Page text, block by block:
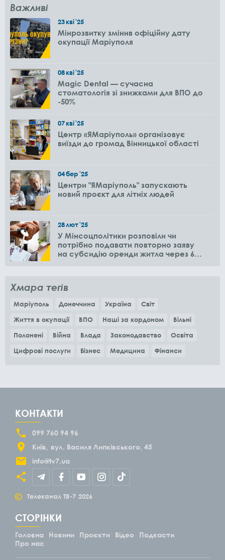
Важливі
23кві'25
Мінрозвитку змінив офіційну дату
окупації Маріуполя
08кві'25
Magic Dental — сучасна
стоматологія зі знижками для ВПО до
-50%
07кві'25
Центр «ЯМаріуполь» організовує
виїзди до громад Вінницької області
04бер'25
Центри "ЯМаріуполь" запускають
новий проєкт для літніх людей
28лют'25
У Мінсоцполітики розповіли чи
потрібно подавати повторно заяву
на субсидію оренди житла через 6
Хмара тегів
Маріуполь Донеччина Україна
Світ
Життя в окупації
ВПО Наші за кордоном
Вільні
Полонені
Війна Влада Законодавство
Освіта
Цифрові послуги
Бізнес Медицина Фінанси
КОНТАКТИ
099 760 94 96
Київ
вул. Василя Липківського, 45
info@tv7.ua
© Телеканал ТВ-7 2026
СТОРІНКИ
Головна Новини Проєкти Відео
Подкасти
Про нас